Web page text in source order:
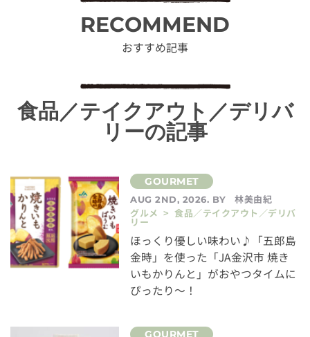
RECOMMEND
おすすめ記事
食品／テイクアウト／デリバ
リーの記事
AUG 2ND, 2026. BY
林美由紀
グルメ > 食品／テイクアウト／デリバ
リー
ほっくり優しい味わい♪「五郎島
金時」を使った「JA金沢市 焼き
いもかりんと」がおやつタイムに
ぴったり～！